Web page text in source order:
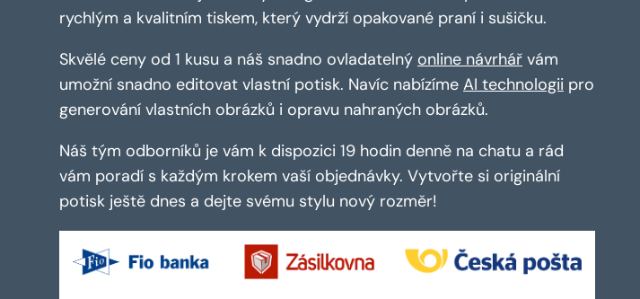
rychlým a kvalitním tiskem, který vydrží opakované praní i sušičku.
Skvělé ceny od 1 kusu a náš snadno ovladatelný online návrhář vám
umožní snadno editovat vlastní potisk. Navíc nabízíme AI technologii pro
generování vlastních obrázků i opravu nahraných obrázků.
Náš tým odborníků je vám k dispozici 19 hodin denně na chatu a rád
vám poradí s každým krokem vaší objednávky. Vytvořte si originální
potisk ještě dnes a dejte svému stylu nový rozměr!